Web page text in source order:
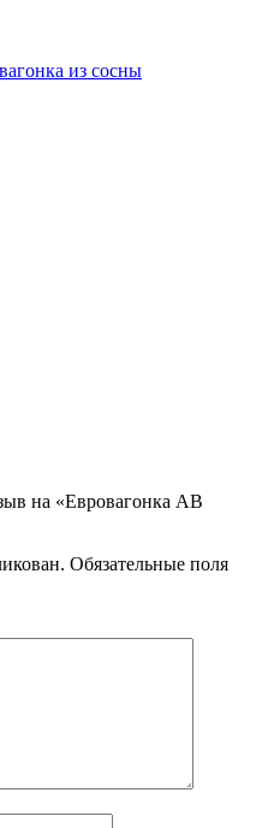
из сосны
на «Евровагонка AB
Обязательные поля